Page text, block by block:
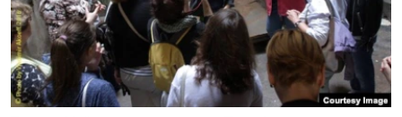
ПОДПИШИТЕСЬ НА РАССЫЛКУ
СОЦИАЛЬНЫЕ СЕТИ